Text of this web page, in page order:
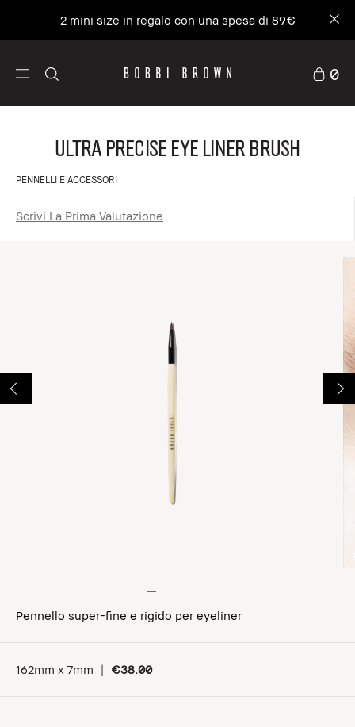
2 mini size in regalo con una spesa di 89€
0
Ultra Precise Eye Liner Brush
PENNELLI E ACCESSORI
Scrivi La Prima Valutazione
Pennello super-fine e rigido per eyeliner
162mm x 7mm | €38.00